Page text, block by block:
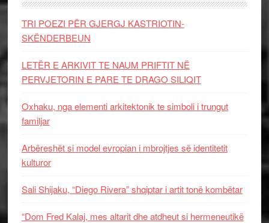
TRI POEZI PËR GJERGJ KASTRIOTIN-
SKËNDERBEUN
LETËR E ARKIVIT TE NAUM PRIFTIT NË
PERVJETORIN E PARE TE DRAGO SILIQIT
Oxhaku, nga elementi arkitektonik te simboli i trungut
familjar
Arbëreshët si model evropian i mbrojtjes së identitetit
kulturor
Sali Shijaku, “Diego Rivera” shqiptar i artit tonë kombëtar
“Dom Fred Kalaj, mes altarit dhe atdheut si hermeneutikë